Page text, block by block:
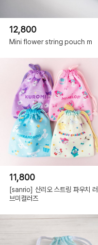
12,800
Mini flower string pouch m
11,800
[sanrio] 산리오 스트링 파우치 러
브미컬러즈